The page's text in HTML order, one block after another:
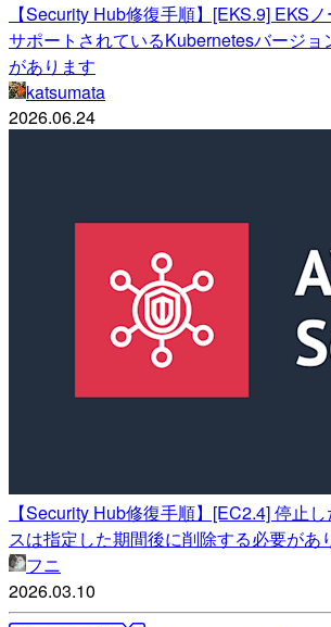
【Security Hub修復手順】[EKS.9] EKSノ
サポートされているKubernetesバージョ
があります
katsumata
2026.06.24
【Security Hub修復手順】[EC2.4] 停止
スは指定した期間後に削除する必要があ
フニ
2026.03.10